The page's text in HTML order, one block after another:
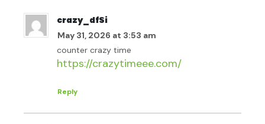
crazy_dfSi
May 31, 2026 at 3:53 am
counter crazy time
https://crazytimeee.com/
Reply